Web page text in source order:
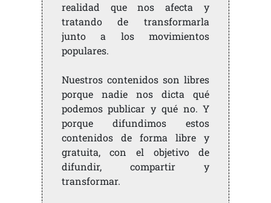
realidad que nos afecta y
tratando de transformarla
junto a los movimientos
populares.
Nuestros contenidos son libres
porque nadie nos dicta qué
podemos publicar y qué no. Y
porque difundimos estos
contenidos de forma libre y
gratuita, con el objetivo de
difundir, compartir y
transformar.